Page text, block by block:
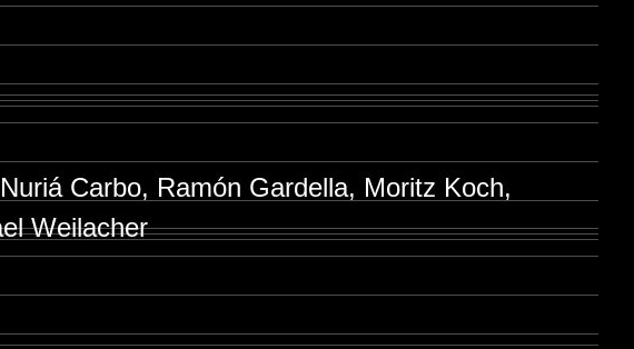
Carbo, Ramón Gardella, Moritz Koch,
Weilacher